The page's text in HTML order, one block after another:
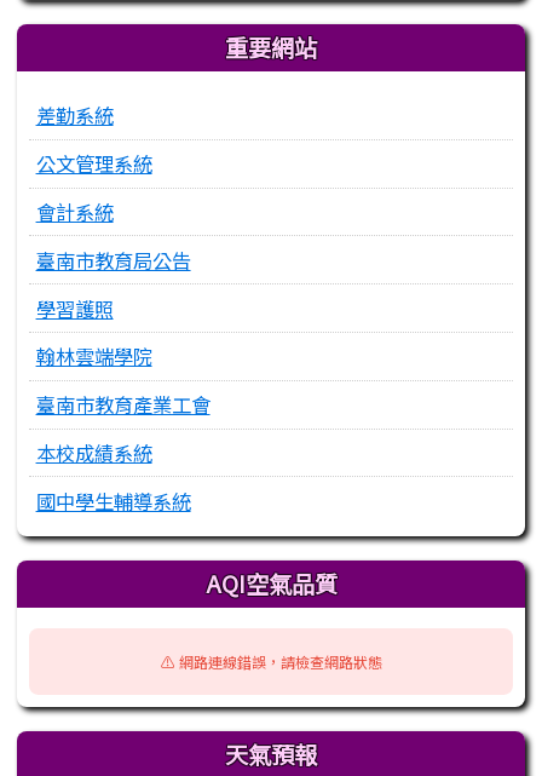
重要網站
差勤系統
公文管理系統
會計系統
臺南市教育局公告
學習護照
翰林雲端學院
臺南市教育產業工會
本校成績系統
國中學生輔導系統
AQI空氣品質
⚠️ 網路連線錯誤，請檢查網路狀態
天氣預報